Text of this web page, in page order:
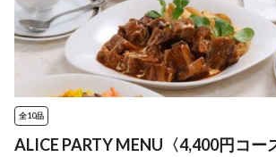
全10品
ALICE PARTY MENU〈4,400円コー